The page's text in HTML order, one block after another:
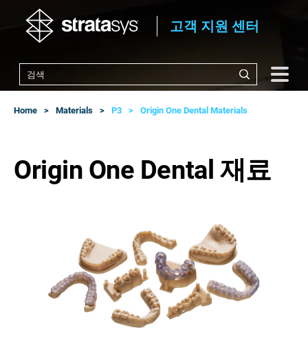
고객 지원 센터
Home Materials P3 Origin One Dental Materials
Origin One Dental 재료